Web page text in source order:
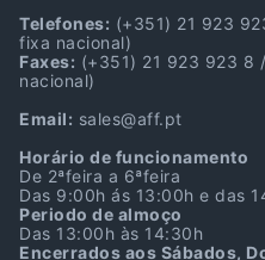
Telefones: (+351) 21 923
fixa nacional)
Faxes: (+351) 21 923 923 8
nacional)
Email: sales@aff.pt
Horário de funcionamento
De 2ªfeira a 6ªfeira
Das 9:00h ás 13:00h e das
Periodo de almoço
Das 13:00h às 14:30h
Encerrados aos Sábados,